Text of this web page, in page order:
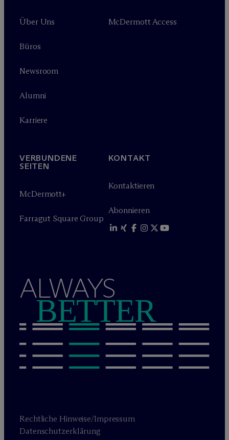
Über Uns
Büros
Newsroom
Alumni
Karriere
McDermott Access
VERBUNDENE
SEITEN
McDermott+
Farragut Square Group
KONTAKT
Kontaktieren
Abonnieren
ALWAYS
BETTER
Rechtliche Hinweise/Impressum
Datenschutzerklärung